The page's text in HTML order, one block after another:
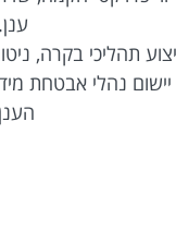
ענן.
תהליכי בקרה,
יישום נהלי אבטחת